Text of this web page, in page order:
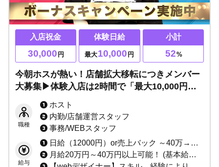
入店祝金
30,000 円
体験日給
最大10,000 円
小計
52%
今朝ホスが熱い！店舗拡大移転につきメンバー
大募集▶体験入店は2時間で「最大10,000円」
即日支給！
職種
ホスト
内勤/店舗運営スタッフ
事務/WEBスタッフ
給与
日給（12000円）or売上バック ～40万→日給制 40万～→売上バック 52％ 60万～→売上バック 54％ 80万～→売上バック 55％ 100万～→売上バック57％以上 完全総売り折半～(経験者応相談) 契約金制度有り バック制度有り(同伴、etc) 幹部手当て有り(＋売上％UP) 実働5時間 売上、指名本数等による出勤時間遅れシステム採用により最短2時間勤務可能！
月給20万円～40万円以上可能！ (基本給＋店売りバック＋ベストアドバイザー賞)